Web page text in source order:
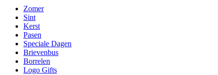
Zomer
Sint
Kerst
Pasen
Speciale Dagen
Brievenbus
Borrelen
Logo Gifts